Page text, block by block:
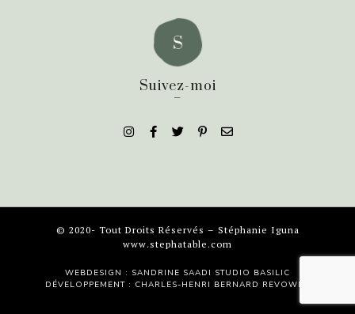
Suivez-moi
_
© 2020- Tout Droits Réservés – Stéphanie Iguna
www.stephatable.com
WEBDESIGN : SANDRINE SAADI STUDIO BASILIC
DÉVELOPPEMENT : CHARLES-HENRI BERNARD REVOWEB